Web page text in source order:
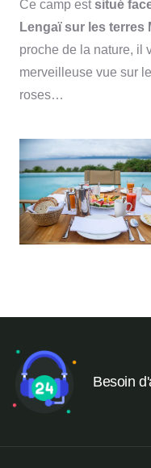
Ce camp estsitué
Lengaï sur les terres
proche de la nature, il
merveilleuse vue sur
roses…
Besoin